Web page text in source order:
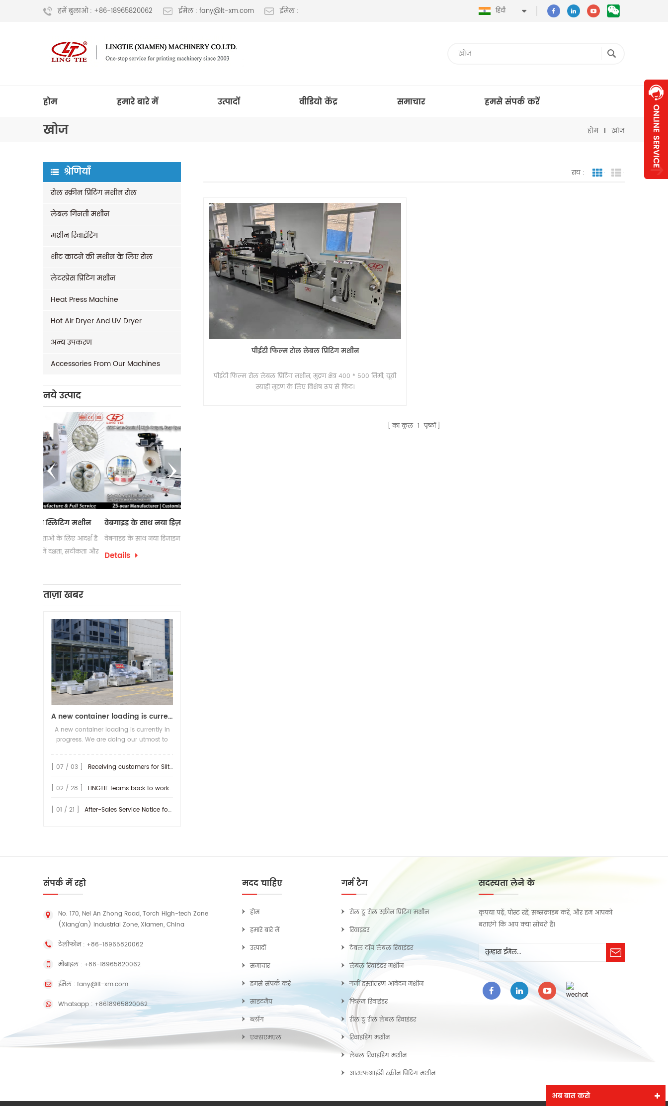
हमें बुलाओ : +86-18965820062 ईमेल : fany@lt-xm.com ईमेल : हिंदी
होम हमारे बारे में उत्पादों वीडियो केंद्र समाचार हमसे संपर्क करें
खोज होम खोज
श्रेणियाँ
रोल स्क्रीन प्रिंटिंग मशीन रोल
लेबल गिनती मशीन
मशीन रिवाइंडिंग
शीट काटने की मशीन के लिए रोल
लेटरप्रेस प्रिंटिंग मशीन
Heat Press Machine
Hot Air Dryer And UV Dryer
अन्य उपकरण
Accessories From Our Machines
नये उत्पाद
के लिए आदर्श है
सटीकता और
वेबगाइड के साथ नया डिज़ाइन लेबल काउंटर
वेबगाइड के साथ नया डिज़ाइन लेबल काउंटर
Details
ताज़ा खबर
A new container loading is currently in progress.
A new container loading is currently in
progress. We are doing our utmost to
earliest possible time.
[ 07 / 03 ] Receiving customers for Slitting machine with differential Slip Shaft
[ 02 / 28 ] LINGTIE teams back to work at Feb.25th.
[ 01 / 21 ] After-Sales Service Notice for Turkey Region
राय : जाली देखनासूची दृश्य
पीईटी फिल्म रोल लेबल प्रिंटिंग मशीन
पीईटी फिल्म रोल लेबल प्रिंटिंग मशीन, मुद्रण क्षेत्र 400 * 500 मिमी, यूवी
स्याही मुद्रण के लिए विशेष रूप से फिट।
का कुल 1 पृष्ठों
संपर्क में रहो
No. 170, Nei An Zhong Road, Torch High-tech Zone
(Xiang'an) Industrial Zone, Xiamen, China
टेलीफोन : +86-18965820062
मोबाइल : +86-18965820062
ईमेल : fany@lt-xm.com
Whatsapp : +8618965820062
मदद चाहिए
होम
हमारे बारे में
उत्पादों
समाचार
हमसे संपर्क करें
साइटमैप
ब्लॉग
एक्सएमएल
गर्म टैग
रोल टू रोल स्क्रीन प्रिंटिंग मशीन
रिवाइंडर
टेबल टॉप लेबल रिवाइंडर
लेबल रिवाइंडर मशीन
गर्मी हस्तांतरण आवेदन मशीन
फिल्म रिवाइंडर
रील टू रील लेबल रिवाइंडर
रिवाइंडिंग मशीन
लेबल रिवाइंडिंग मशीन
आरएफआईडी स्क्रीन प्रिंटिंग मशीन
सदस्यता लेने के
कृपया पढ़ें, पोस्ट रहें, सब्सक्राइब करें, और हम आपको
बताएंगे कि आप क्या सोचते हैं।
अब बात करो